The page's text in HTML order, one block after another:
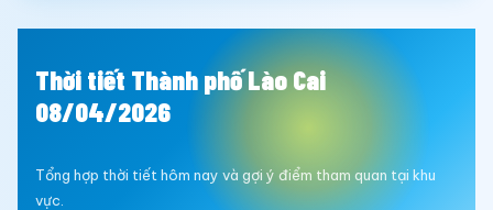
Thời tiết Thành phố Lào Cai
08/04/2026
Tổng hợp thời tiết hôm nay và gợi ý điểm tham quan tại khu
vực.